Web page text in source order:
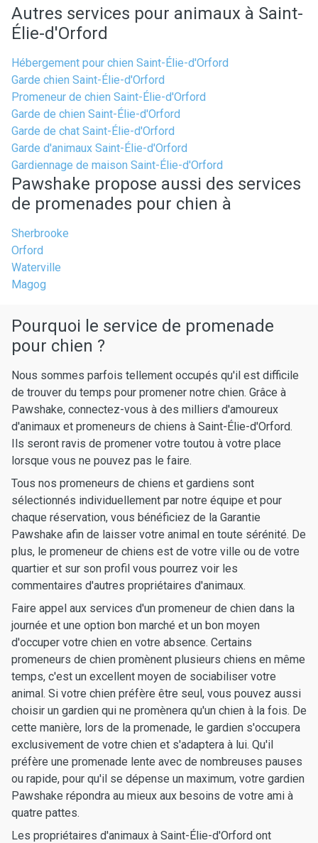
Autres services pour animaux à Saint-
Élie-d'Orford
Hébergement pour chien Saint-Élie-d'Orford
Garde chien Saint-Élie-d'Orford
Promeneur de chien Saint-Élie-d'Orford
Garde de chien Saint-Élie-d'Orford
Garde de chat Saint-Élie-d'Orford
Garde d'animaux Saint-Élie-d'Orford
Gardiennage de maison Saint-Élie-d'Orford
Pawshake propose aussi des services
de promenades pour chien à
Sherbrooke
Orford
Waterville
Magog
Pourquoi le service de promenade
pour chien ?
Nous sommes parfois tellement occupés qu'il est difficile
de trouver du temps pour promener notre chien. Grâce à
Pawshake, connectez-vous à des milliers d'amoureux
d'animaux et promeneurs de chiens à Saint-Élie-d'Orford.
Ils seront ravis de promener votre toutou à votre place
lorsque vous ne pouvez pas le faire.
Tous nos promeneurs de chiens et gardiens sont
sélectionnés individuellement par notre équipe et pour
chaque réservation, vous bénéficiez de la Garantie
Pawshake afin de laisser votre animal en toute sérénité. De
plus, le promeneur de chiens est de votre ville ou de votre
quartier et sur son profil vous pourrez voir les
commentaires d'autres propriétaires d'animaux.
Faire appel aux services d'un promeneur de chien dans la
journée et une option bon marché et un bon moyen
d'occuper votre chien en votre absence. Certains
promeneurs de chien promènent plusieurs chiens en même
temps, c'est un excellent moyen de sociabiliser votre
animal. Si votre chien préfère être seul, vous pouvez aussi
choisir un gardien qui ne promènera qu'un chien à la fois. De
cette manière, lors de la promenade, le gardien s'occupera
exclusivement de votre chien et s'adaptera à lui. Qu'il
préfère une promenade lente avec de nombreuses pauses
ou rapide, pour qu'il se dépense un maximum, votre gardien
Pawshake répondra au mieux aux besoins de votre ami à
quatre pattes.
Les propriétaires d'animaux à Saint-Élie-d'Orford ont